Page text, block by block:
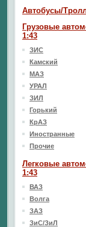
Автобусы/
Грузовые
1:43
ЗИС
Камский
МАЗ
УРАЛ
ЗИЛ
Горький
КрАЗ
Иностранные
Прочие
Легковые
1:43
ВАЗ
Волга
ЗАЗ
ЗиС/ЗиЛ